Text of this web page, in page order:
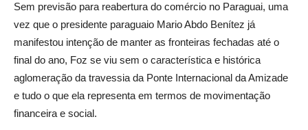
Sem previsão para reabertura do comércio no Paraguai, uma
vez que o presidente paraguaio Mario Abdo Benítez já
manifestou intenção de manter as fronteiras fechadas até o
final do ano, Foz se viu sem o característica e histórica
aglomeração da travessia da Ponte Internacional da Amizade
e tudo o que ela representa em termos de movimentação
financeira e social.